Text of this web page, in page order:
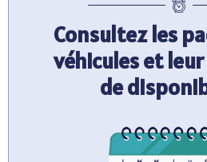
Consultez les
véhicules et
de